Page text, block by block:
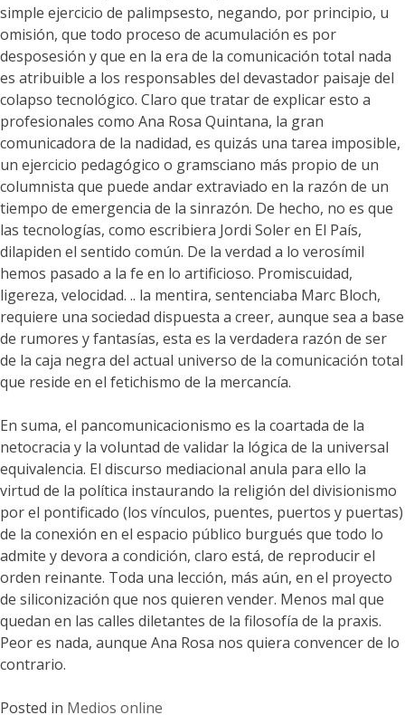
simple ejercicio de palimpsesto, negando, por principio, u
omisión, que todo proceso de acumulación es por
desposesión y que en la era de la comunicación total nada
es atribuible a los responsables del devastador paisaje del
colapso tecnológico. Claro que tratar de explicar esto a
profesionales como Ana Rosa Quintana, la gran
comunicadora de la nadidad, es quizás una tarea imposible,
un ejercicio pedagógico o gramsciano más propio de un
columnista que puede andar extraviado en la razón de un
tiempo de emergencia de la sinrazón. De hecho, no es que
las tecnologías, como escribiera Jordi Soler en El País,
dilapiden el sentido común. De la verdad a lo verosímil
hemos pasado a la fe en lo artificioso. Promiscuidad,
ligereza, velocidad. .. la mentira, sentenciaba Marc Bloch,
requiere una sociedad dispuesta a creer, aunque sea a base
de rumores y fantasías, esta es la verdadera razón de ser
de la caja negra del actual universo de la comunicación total
que reside en el fetichismo de la mercancía.
En suma, el pancomunicacionismo es la coartada de la
netocracia y la voluntad de validar la lógica de la universal
equivalencia. El discurso mediacional anula para ello la
virtud de la política instaurando la religión del divisionismo
por el pontificado (los vínculos, puentes, puertos y puertas)
de la conexión en el espacio público burgués que todo lo
admite y devora a condición, claro está, de reproducir el
orden reinante. Toda una lección, más aún, en el proyecto
de siliconización que nos quieren vender. Menos mal que
quedan en las calles diletantes de la filosofía de la praxis.
Peor es nada, aunque Ana Rosa nos quiera convencer de lo
contrario.
Posted in Medios online